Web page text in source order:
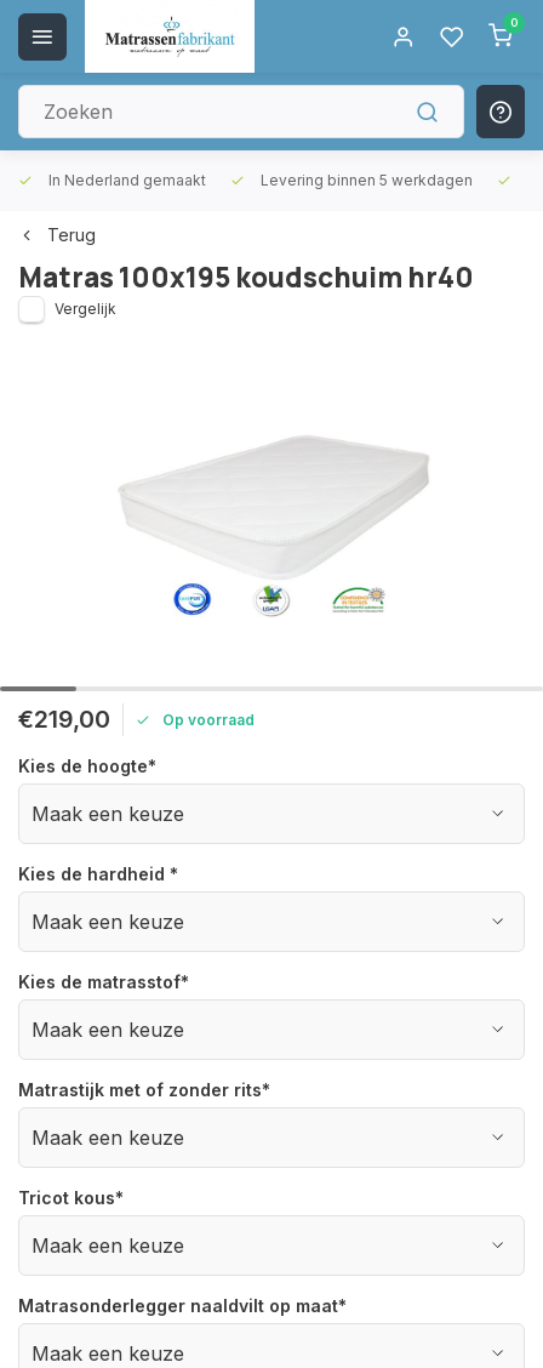
0
In Nederland gemaakt Levering binnen 5 werkdagen
Terug
Matras 100x195 koudschuim hr40
Vergelijk
€219,00 Op voorraad
Kies de hoogte*
Kies de hardheid *
Kies de matrasstof*
Matrastijk met of zonder rits*
Tricot kous*
Matrasonderlegger naaldvilt op maat*